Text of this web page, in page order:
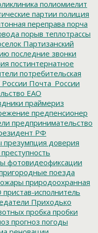
полиомиелит
партии полиция
переправа порча
порыв теплотрассы
Партизанский
последние звонки
постинтернатное
потребительская
Почта_России
ЕАО
праймериз
предпенсионер
предпринимательство
РФ
презумпция доверия
преступность
фотовидеофиксации
поезда
природоохранная
пристав-исполнитель
Приходько
пробка пробки
прогноз погоды